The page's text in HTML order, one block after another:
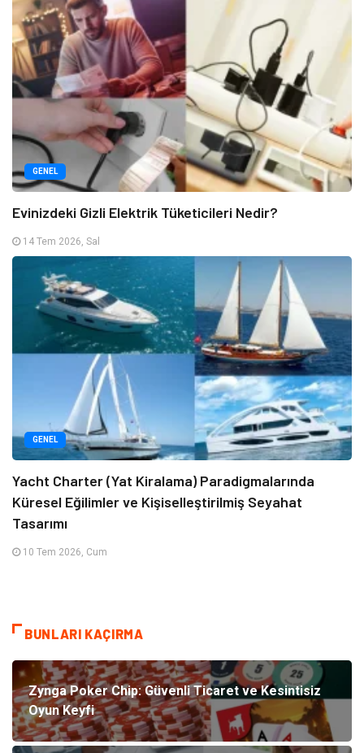
GENEL
Evinizdeki Gizli Elektrik Tüketicileri Nedir?
14 Tem 2026, Sal
GENEL
Yacht Charter (Yat Kiralama) Paradigmalarında
Küresel Eğilimler ve Kişiselleştirilmiş Seyahat
Tasarımı
10 Tem 2026, Cum
BUNLARI KAÇIRMA
Zynga Poker Chip: Güvenli Ticaret ve Kesintisiz
Oyun Keyfi